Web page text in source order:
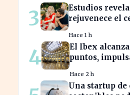
3
Estudios
rejuvenece el
Hace 1 h
4
El Ibex
puntos,
español
Hace 2 h
Una startup de